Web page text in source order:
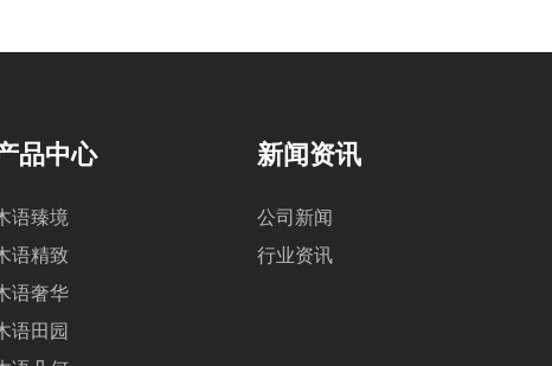
品中心
语臻境
语精致
语奢华
语田园
新闻资讯
公司新闻
行业资讯